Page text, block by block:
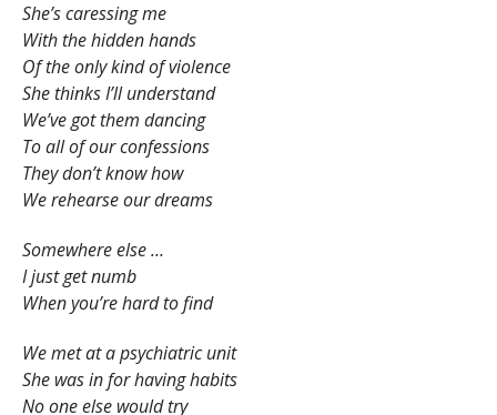
She’s caressing me
With the hidden hands
Of the only kind of violence
She thinks I’ll understand
We’ve got them dancing
To all of our confessions
They don’t know how
We rehearse our dreams
Somewhere else …
I just get numb
When you’re hard to find
We met at a psychiatric unit
She was in for having habits
No one else would try